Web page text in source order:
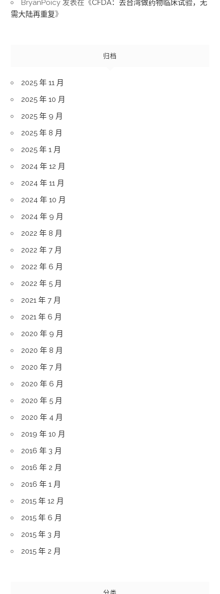
BryanPoicy 发表在《CFDA：去台湾做药物临床试验，无
需大陆再重复》
归档
2025 年 11 月
2025 年 10 月
2025 年 9 月
2025 年 8 月
2025 年 1 月
2024 年 12 月
2024 年 11 月
2024 年 10 月
2024 年 9 月
2022 年 8 月
2022 年 7 月
2022 年 6 月
2022 年 5 月
2021 年 7 月
2021 年 6 月
2020 年 9 月
2020 年 8 月
2020 年 7 月
2020 年 6 月
2020 年 5 月
2020 年 4 月
2019 年 10 月
2016 年 3 月
2016 年 2 月
2016 年 1 月
2015 年 12 月
2015 年 6 月
2015 年 3 月
2015 年 2 月